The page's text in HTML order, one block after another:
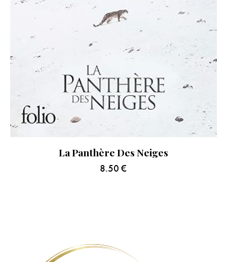
La Panthère Des Neiges
8.50 €